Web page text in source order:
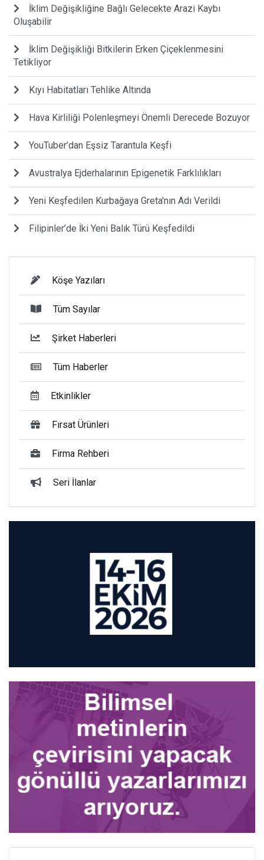
İklim Değişikliğine Bağlı Gelecekte Arazi Kaybı
Oluşabilir
İklim Değişikliği Bitkilerin Erken Çiçeklenmesini
Tetikliyor
Kıyı Habitatları Tehlike Altında
Hava Kirliliği Polenleşmeyi Önemli Derecede Bozuyor
YouTuber’dan Eşsiz Tarantula Keşfi
Avustralya Ejderhalarının Epigenetik Farklılıkları
Yeni Keşfedilen Kurbağaya Greta'nın Adı Verildi
Filipinler’de İki Yeni Balık Türü Keşfedildi
Köşe Yazıları
Tüm Sayılar
Şirket Haberleri
Tüm Haberler
Etkinlikler
Fırsat Ürünleri
Firma Rehberi
Seri İlanlar